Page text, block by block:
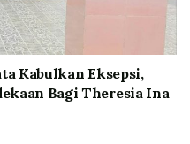
Kabulkan Eksepsi,
Bagi Theresia Ina